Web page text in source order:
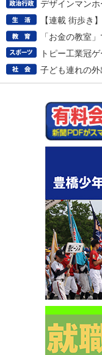
デザインマン
【連載 街歩き】
「お金の教室
トピー工業冠ゲ
子ども連れの